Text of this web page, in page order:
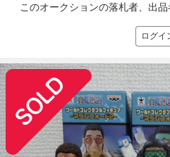
このオークションの落札者、出
ログイ